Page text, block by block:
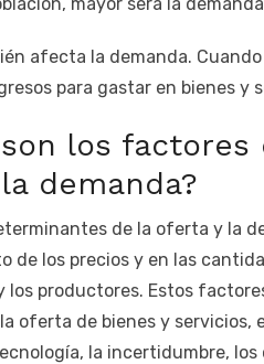
afecta la demanda.
para gastar en bienes y
son los
demanda?
de la oferta y la
de los precios y en las
los productores. Estos
oferta de bienes y servicios,
la incertidumbre,